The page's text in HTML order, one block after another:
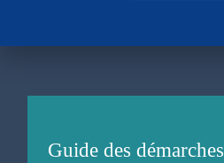
Guide des démarches